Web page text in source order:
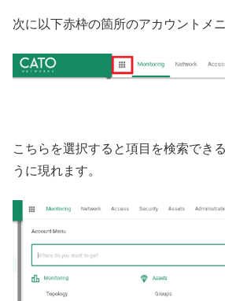
次に以下赤枠の箇所のアカウントメ
こちらを選択すると項目を検索でき
うに現れます。